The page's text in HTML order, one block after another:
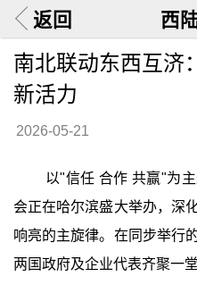
返回 西
南北联动东西互济
新活力
2026-05-21
以"信任 合作 共赢"为
会正在哈尔滨盛大举办，深
响亮的主旋律。在同步举行
两国政府及企业代表齐聚一